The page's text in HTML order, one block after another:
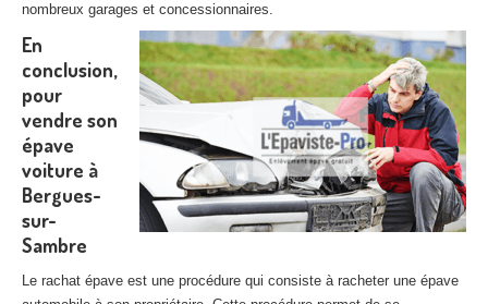
nombreux garages et concessionnaires.
En
conclusion,
pour
vendre son
épave
voiture à
Bergues-
sur-
Sambre
Le rachat épave est une procédure qui consiste à racheter une épave